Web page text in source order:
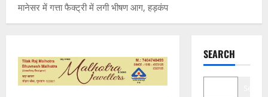
मानेसर में गत्ता फैक्ट्री में लगी भीषण आग, हड़कंप
SEARCH